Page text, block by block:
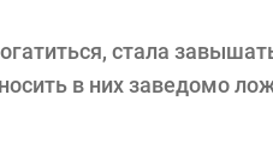
стала
в них заведомо